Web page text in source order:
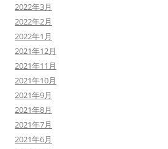
2022年3月
2022年2月
2022年1月
2021年12月
2021年11月
2021年10月
2021年9月
2021年8月
2021年7月
2021年6月